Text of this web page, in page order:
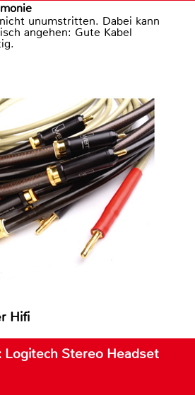
unumstritten. Dabei kann
angehen: Gute Kabel
Hifi
Stereo Headset